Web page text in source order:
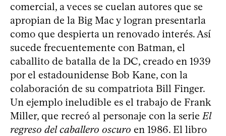
comercial, a veces se cuelan autores que se
apropian de la Big Mac y logran presentarla
como que despierta un renovado interés. Así
sucede frecuentemente con Batman, el
caballito de batalla de la DC, creado en 1939
por el estadounidense Bob Kane, con la
colaboración de su compatriota Bill Finger.
Un ejemplo ineludible es el trabajo de Frank
Miller, que recreó al personaje con la serieEl
regreso del caballero oscuro en 1986. El libro